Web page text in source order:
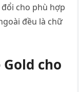
cho phù hợp
đều là chữ
cho